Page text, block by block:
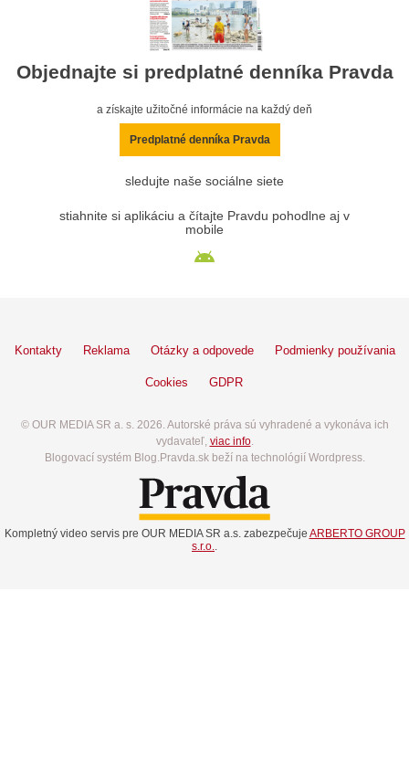
Objednajte si predplatné denníka Pravda
a získajte užitočné informácie na každý deň
Predplatné denníka Pravda
sledujte naše sociálne siete
stiahnite si aplikáciu a čítajte Pravdu pohodlne aj v
mobile
Kontakty Reklama Otázky a odpovede Podmienky používania
Cookies GDPR
© OUR MEDIA SR a. s. 2026. Autorské práva sú vyhradené a vykonáva ich
vydavateľ, viac info.
Blogovací systém Blog.Pravda.sk beží na technológií Wordpress.
Kompletný video servis pre OUR MEDIA SR a.s. zabezpečuje ARBERTO GROUP
s.r.o..